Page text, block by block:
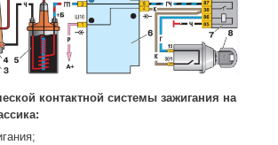
контактной системы зажигания на